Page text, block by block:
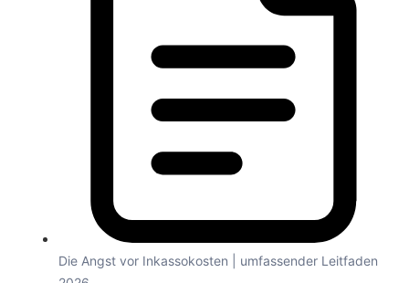
Die Angst vor Inkassokosten | umfassender Leitfaden